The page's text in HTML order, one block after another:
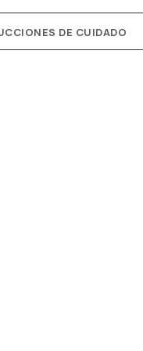
DE CUIDADO